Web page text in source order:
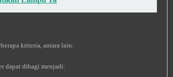
kriteria, antara lain:
dapat dibagi menjadi: